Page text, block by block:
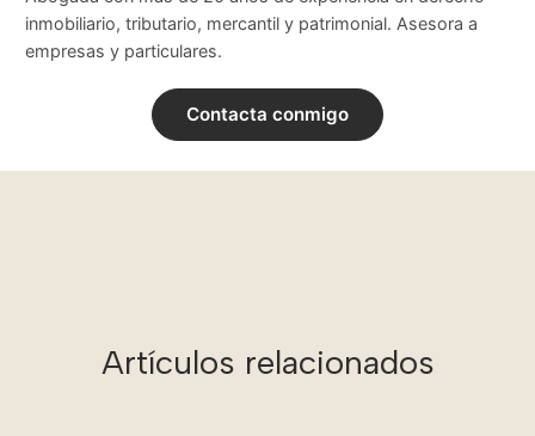
inmobiliario, tributario, mercantil y patrimonial. Asesora a
empresas y particulares.
Contacta conmigo
Artículos relacionados